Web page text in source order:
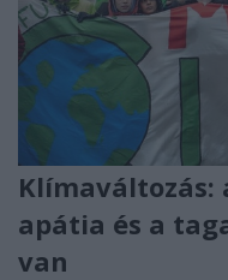
Klímaváltozás:
apátia és a
van